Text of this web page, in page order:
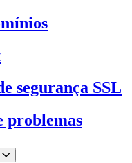
segurança SSL
problemas